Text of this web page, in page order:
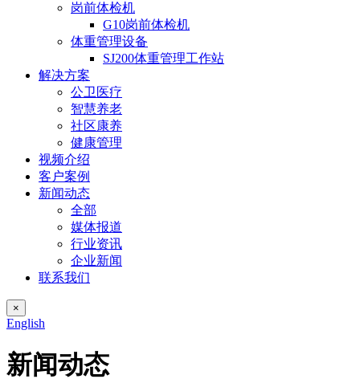
岗前体检机
G10岗前体检机
体重管理设备
SJ200体重管理工作站
解决方案
公卫医疗
智慧养老
社区康养
健康管理
视频介绍
客户案例
新闻动态
全部
媒体报道
行业资讯
企业新闻
联系我们
×
English
新闻动态